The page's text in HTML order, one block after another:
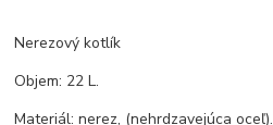
Nerezový kotlík
Objem: 22 L.
Materiál: nerez, (nehrdzavejúca oceľ).